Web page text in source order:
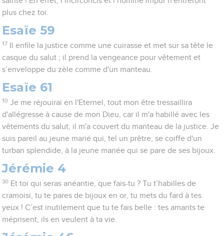
plus chez toi.
Esaïe 59
17
Il enfile la justice comme une cuirasse et met sur sa tête le
casque du salut ; il prend la vengeance pour vêtement et
s’enveloppe du zèle comme d'un manteau.
Esaïe 61
10 Je me réjouirai en l'Eternel, tout mon être tressaillira
d'allégresse à cause de mon Dieu, car il m'a habillé avec les
vêtements du salut, il m'a couvert du manteau de la justice. Je
suis pareil au jeune marié qui, tel un prêtre, se coiffe d'un
turban splendide, à la jeune mariée qui se pare de ses bijoux.
Jérémie 4
30 Et toi qui seras anéantie, que fais-tu ? Tu t’habilles de
cramoisi, tu te pares de bijoux en or, tu mets du fard à tes
yeux ! C’est inutilement que tu te fais belle : tes amants te
méprisent, ils en veulent à ta vie.